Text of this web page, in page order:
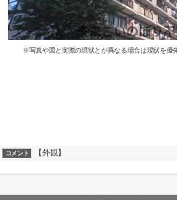
※写真や図と実際の現状とが異なる場合は現状を優
コメント 【外観】